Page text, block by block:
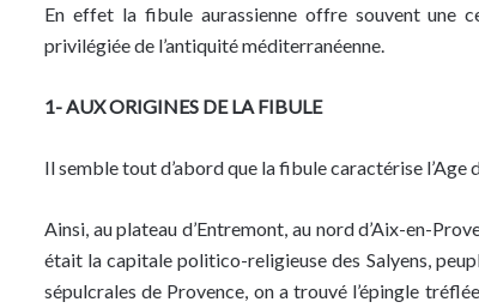
En effet la fibule aurassienne offre souvent une
privilégiée de l’antiquité méditerranéenne.
1- AUX ORIGINES DE LA FIBULE
Il semble tout d’abord que la fibule caractérise l’Age
Ainsi, au plateau d’Entremont, au nord d’Aix-en-
était la capitale politico-religieuse des Salyens,
sépulcrales de Provence, on a trouvé l’épingle